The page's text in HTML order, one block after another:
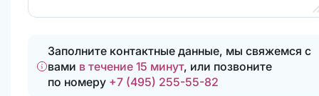
Заполните контактные данные, мы свяжемся с
вами в течение 15 минут, или позвоните
по номеру +7 (495) 255-55-82